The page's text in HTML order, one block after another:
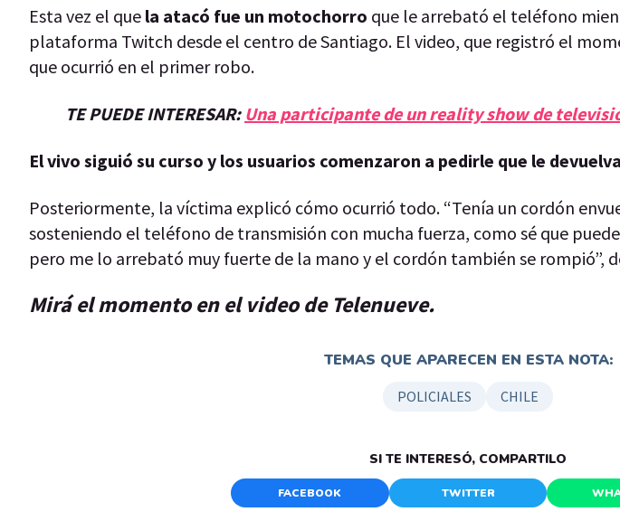
Esta vez el que la atacó fue un motochorro que le arrebató el teléfono
plataforma Twitch desde el centro de Santiago. El video, que registró el
que ocurrió en el primer robo.
TE PUEDE INTERESAR: Una participante de un reality show de
El vivo siguió su curso y los usuarios comenzaron a pedirle que le
Posteriormente, la víctima explicó cómo ocurrió todo. “Tenía un cordón
sosteniendo el teléfono de transmisión con mucha fuerza, como sé que
pero me lo arrebató muy fuerte de la mano y el cordón también se rompió”,
Mirá el momento en el video de Telenueve.
TEMAS QUE APARECEN EN ESTA NOTA:
POLICIALES CHILE
SI TE INTERESÓ, COMPARTILO
FACEBOOK TWITTER